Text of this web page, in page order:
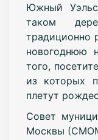
Южный
таком
традиционно
новогоднюю
того,
из которых
плетут
Совет
Москвы